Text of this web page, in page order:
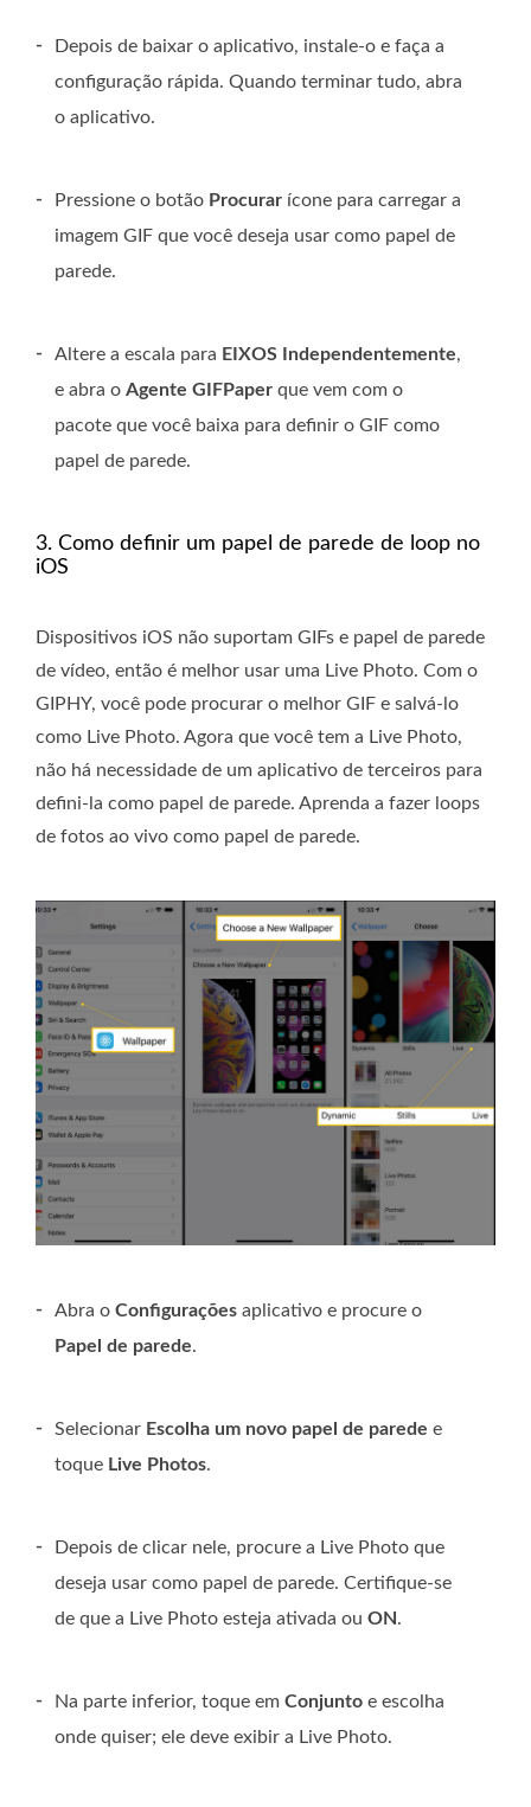
-
Depois de baixar o aplicativo, instale-o e faça a
configuração rápida. Quando terminar tudo, abra
o aplicativo.
- Pressione o botão Procurar ícone para carregar a
imagem GIF que você deseja usar como papel de
parede.
- Altere a escala para EIXOS Independentemente,
e abra o Agente GIFPaper que vem com o
pacote que você baixa para definir o GIF como
papel de parede.
3. Como definir um papel de parede de loop no
iOS
Dispositivos iOS não suportam GIFs e papel de parede
de vídeo, então é melhor usar uma Live Photo. Com o
GIPHY, você pode procurar o melhor GIF e salvá-lo
como Live Photo. Agora que você tem a Live Photo,
não há necessidade de um aplicativo de terceiros para
defini-la como papel de parede. Aprenda a fazer loops
de fotos ao vivo como papel de parede.
- Abra o Configurações aplicativo e procure o
Papel de parede.
- Selecionar Escolha um novo papel de parede e
toque Live Photos.
-
Depois de clicar nele, procure a Live Photo que
deseja usar como papel de parede. Certifique-se
de que a Live Photo esteja ativada ou ON.
- Na parte inferior, toque em Conjunto e escolha
onde quiser; ele deve exibir a Live Photo.